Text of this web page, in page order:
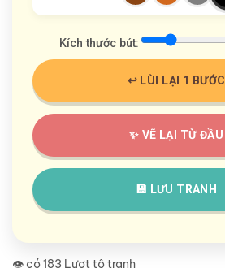
Kích thước bút:
↩️ LÙI LẠI 1 BƯỚC
✨ VẼ LẠI TỪ ĐẦU
💾 LƯU TRANH
👁️ có 183 Lượt tô tranh